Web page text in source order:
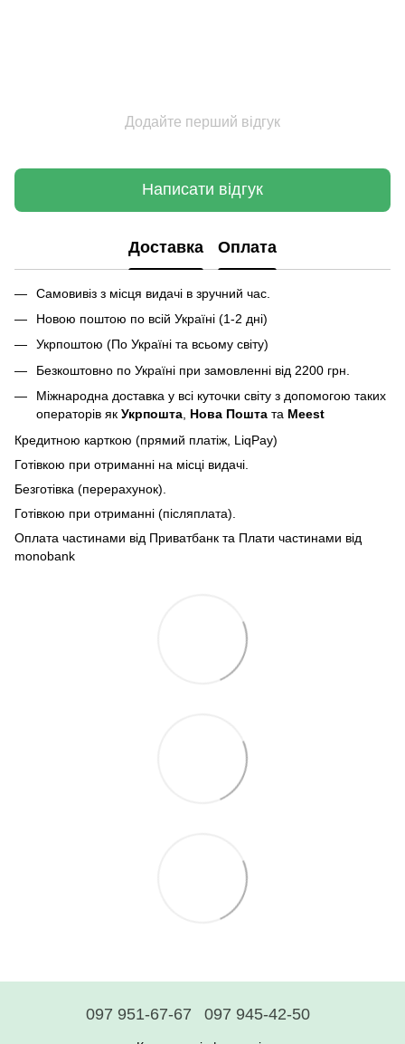
Додайте перший відгук
Написати відгук
Доставка Оплата
Самовивіз з місця видачі в зручний час.
Новою поштою по всій Україні (1-2 дні)
Укрпоштою (По Україні та всьому світу)
Безкоштовно по Україні при замовленні від 2200 грн.
Міжнародна доставка у всі куточки світу з допомогою таких
операторів як Укрпошта Нова Пошта та Meest
Кредитною карткою (прямий платіж, LiqPay)
Готівкою при отриманні на місці видачі.
Безготівка (перерахунок).
Готівкою при отриманні (післяплата).
Оплата частинами від Приватбанк та Плати частинами від
monobank
097 951-67-67 097 945-42-50